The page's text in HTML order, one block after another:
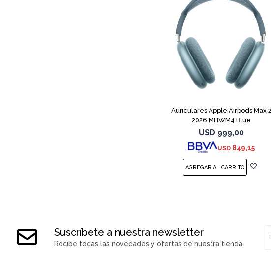
Auriculares Apple Airpods Max 2
2026 MHWM4 Blue
USD 999,00
USD 849,15
Suscríbete a nuestra newsletter
Recibe todas las novedades y ofertas de nuestra tienda.